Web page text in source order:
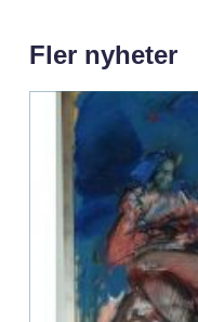
Fler nyheter